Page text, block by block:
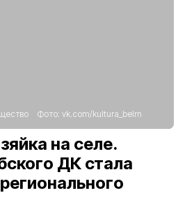
Фото: vk.com/kultura_belrn
на селе.
ДК стала